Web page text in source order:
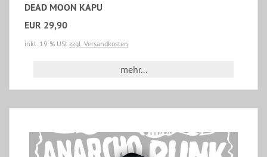
DEAD MOON KAPU
EUR 29,90
inkl. 19 % USt zzgl. Versandkosten
mehr...